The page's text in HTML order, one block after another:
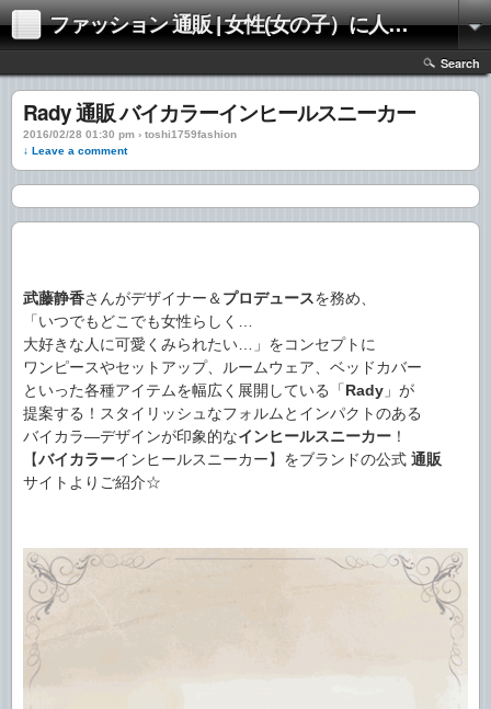
ファッション 通販 | 女性(女の子）に人気のファッションの通販 | 情報
Search
Rady 通販 バイカラーインヒールスニーカー
2016/02/28 01:30 pm › toshi1759fashion
↓ Leave a comment
武藤静香さんがデザイナー＆ プロデュースを務め、
「いつでもどこでも女性らしく…
大好きな人に可愛くみられたい…」をコンセプトに
ワンピースやセットアップ、ルームウェア、ベッドカバー
といった各種アイテムを幅広く展開している「Rady 」が
提案する！スタイリッシュなフォルムとインパクトのある
バイカラ―デザインが印象的なインヒールスニーカー ！
【バイカラーインヒールスニーカー】をブランドの公式 通販
サイトよりご紹介☆